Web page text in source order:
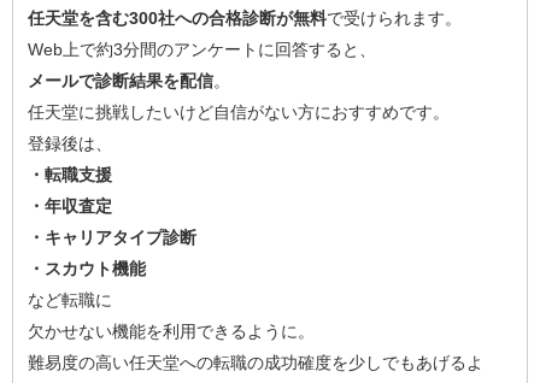
任天堂を含む300社への合格診断が無料で受けられます。
Web上で約3分間のアンケートに回答すると、
メールで診断結果を配信
任天堂に挑戦したいけど自信がない方におすすめです。
登録後は、
・転職支援
・年収査定
・キャリアタイプ診断
・スカウト機能
など転職に
欠かせない機能を利用できるように。
難易度の高い任天堂への転職の成功確度を少しでもあげるよ